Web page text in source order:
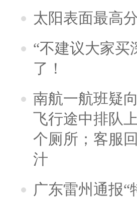
太阳表面最高
“不建议大家买
了！
南航一航班疑
飞行途中排队
个厕所；客服
汁
广东雷州通报